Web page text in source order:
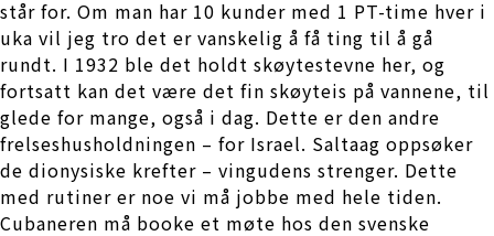
står for. Om man har 10 kunder med 1 PT-time hver i
uka vil jeg tro det er vanskelig å få ting til å gå
rundt. I 1932 ble det holdt skøytestevne her, og
fortsatt kan det være det fin skøyteis på vannene, til
glede for mange, også i dag. Dette er den andre
frelseshusholdningen – for Israel. Saltaag oppsøker
de dionysiske krefter – vingudens strenger. Dette
med rutiner er noe vi må jobbe med hele tiden.
Cubaneren må booke et møte hos den svenske